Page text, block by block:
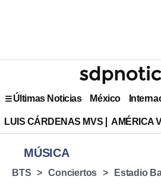
Últimas Noticias México
LUIS CÁRDENAS MVS AMÉRICA
MÚSICA
BTS Conciertos Estadio